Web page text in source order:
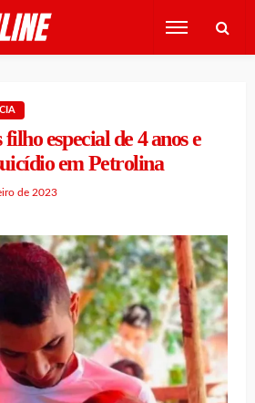
especial de 4 anos e
em Petrolina
de 2023